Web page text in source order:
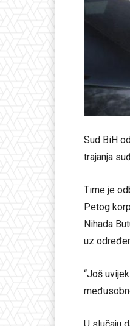
Sud BiH
trajanja
Time je
Petog
Nihada
uz
“Još